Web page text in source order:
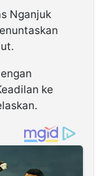
Nganjuk
ke